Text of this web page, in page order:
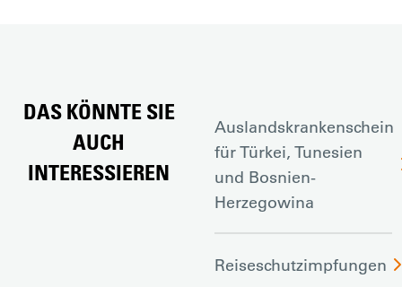
DAS KÖNNTE SIE
AUCH
INTERESSIEREN
Auslandskrankenschein
für Türkei, Tunesien
und Bosnien-
Herzegowina
Reiseschutzimpfungen